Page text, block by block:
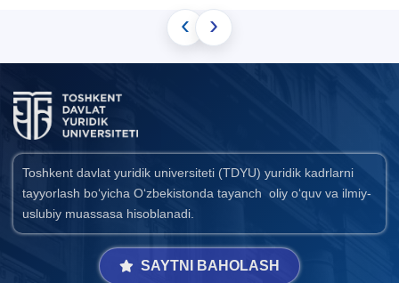
‹ ›
Toshkent davlat yuridik universiteti (TDYU) yuridik kadrlarni
tayyorlash bo‘yicha O‘zbekistonda tayanch oliy o‘quv va ilmiy-
uslubiy muassasa hisoblanadi.
SAYTNI BAHOLASH